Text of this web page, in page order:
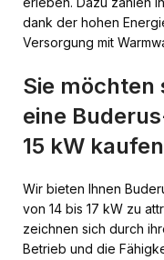
dank der hohen
Versorgung mit
Sie möchten
eine
15 kW
Wir bieten Ihnen
von 14 bis 17 kW zu
zeichnen sich durch
Betrieb und die